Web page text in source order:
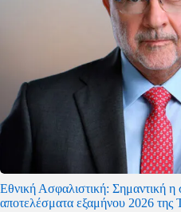
Εθνική Ασφαλιστική: Σημαντική η
αποτελέσματα εξαμήνου 2026 της